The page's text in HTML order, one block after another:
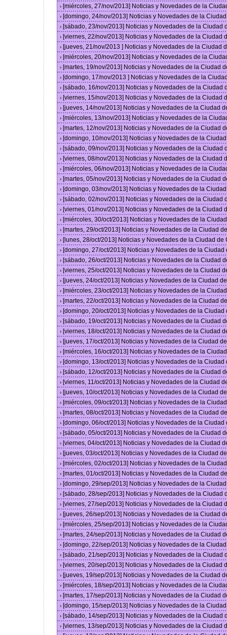
› [miércoles, 27/nov/2013] Noticias y Novedades de la
› [domingo, 24/nov/2013] Noticias y Novedades de la
› [sábado, 23/nov/2013] Noticias y Novedades de la Ciudad
› [viernes, 22/nov/2013] Noticias y Novedades de la Ciudad
› [jueves, 21/nov/2013 ] Noticias y Novedades de la Ciudad
› [miércoles, 20/nov/2013] Noticias y Novedades de la
› [martes, 19/nov/2013] Noticias y Novedades de la Ciudad
› [domingo, 17/nov/2013 ] Noticias y Novedades de la
› [sábado, 16/nov/2013] Noticias y Novedades de la Ciudad
› [viernes, 15/nov/2013] Noticias y Novedades de la Ciudad
› [jueves, 14/nov/2013] Noticias y Novedades de la Ciudad
› [miércoles, 13/nov/2013] Noticias y Novedades de la
› [martes, 12/nov/2013] Noticias y Novedades de la Ciudad
› [domingo, 10/nov/2013] Noticias y Novedades de la
› [sábado, 09/nov/2013] Noticias y Novedades de la Ciudad
› [viernes, 08/nov/2013] Noticias y Novedades de la Ciudad
› [miércoles, 06/nov/2013] Noticias y Novedades de la
› [martes, 05/nov/2013] Noticias y Novedades de la Ciudad
› [domingo, 03/nov/2013] Noticias y Novedades de la
› [sábado, 02/nov/2013] Noticias y Novedades de la Ciudad
› [viernes, 01/nov/2013] Noticias y Novedades de la Ciudad
› [miércoles, 30/oct/2013] Noticias y Novedades de la
› [martes, 29/oct/2013] Noticias y Novedades de la Ciudad
› [lunes, 28/oct/2013] Noticias y Novedades de la Ciudad de
› [domingo, 27/oct/2013] Noticias y Novedades de la
› [sábado, 26/oct/2013] Noticias y Novedades de la Ciudad
› [viernes, 25/oct/2013] Noticias y Novedades de la Ciudad
› [jueves, 24/oct/2013] Noticias y Novedades de la Ciudad
› [miércoles, 23/oct/2013] Noticias y Novedades de la
› [martes, 22/oct/2013] Noticias y Novedades de la Ciudad
› [domingo, 20/oct/2013] Noticias y Novedades de la
› [sábado, 19/oct/2013] Noticias y Novedades de la Ciudad
› [viernes, 18/oct/2013] Noticias y Novedades de la Ciudad
› [jueves, 17/oct/2013] Noticias y Novedades de la Ciudad
› [miércoles, 16/oct/2013] Noticias y Novedades de la
› [domingo, 13/oct/2013] Noticias y Novedades de la
› [sábado, 12/oct/2013] Noticias y Novedades de la Ciudad
› [viernes, 11/oct/2013] Noticias y Novedades de la Ciudad
› [jueves, 10/oct/2013] Noticias y Novedades de la Ciudad
› [miércoles, 09/oct/2013] Noticias y Novedades de la
› [martes, 08/oct/2013] Noticias y Novedades de la Ciudad
› [domingo, 06/oct/2013] Noticias y Novedades de la
› [sábado, 05/oct/2013] Noticias y Novedades de la Ciudad
› [viernes, 04/oct/2013] Noticias y Novedades de la Ciudad
› [jueves, 03/oct/2013] Noticias y Novedades de la Ciudad
› [miércoles, 02/oct/2013] Noticias y Novedades de la
› [martes, 01/oct/2013] Noticias y Novedades de la Ciudad
› [domingo, 29/sep/2013] Noticias y Novedades de la
› [sábado, 28/sep/2013] Noticias y Novedades de la Ciudad
› [viernes, 27/sep/2013] Noticias y Novedades de la Ciudad
› [jueves, 26/sep/2013] Noticias y Novedades de la Ciudad
› [miércoles, 25/sep/2013] Noticias y Novedades de la
› [martes, 24/sep/2013] Noticias y Novedades de la Ciudad
› [domingo, 22/sep/2013] Noticias y Novedades de la
› [sábado, 21/sep/2013] Noticias y Novedades de la Ciudad
› [viernes, 20/sep/2013] Noticias y Novedades de la Ciudad
› [jueves, 19/sep/2013] Noticias y Novedades de la Ciudad
› [miércoles, 18/sep/2013] Noticias y Novedades de la
› [martes, 17/sep/2013] Noticias y Novedades de la Ciudad
› [domingo, 15/sep/2013] Noticias y Novedades de la
› [sábado, 14/sep/2013] Noticias y Novedades de la Ciudad
› [viernes, 13/sep/2013] Noticias y Novedades de la Ciudad